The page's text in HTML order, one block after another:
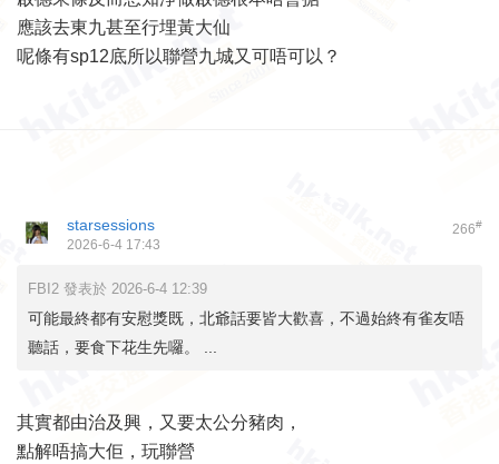
應該去東九甚至行埋黃大仙
呢條有sp12底所以聯營九城又可唔可以？
266#
starsessions
2026-6-4 17:43
FBI2 發表於 2026-6-4 12:39
可能最終都有安慰獎既，北爺話要皆大歡喜，不過始終有雀友唔
聽話，要食下花生先囉。 ...
其實都由治及興，又要太公分豬肉，
點解唔搞大佢，玩聯營